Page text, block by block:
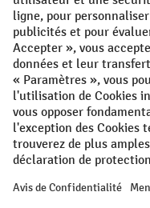
Protection des Données
All prices excl. VAT plus
if not stated otherwise.
¹ La remise est valable
s'applique pas aux prix
avec d'autres réductions en
réduction sera accordée
à la newsletter. Le code de
nette minimale de 250,00 €.